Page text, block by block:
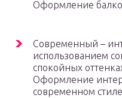
Оформление
Современный –
использованием
спокойных
Оформление
современном